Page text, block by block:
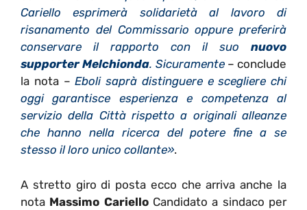
Cariello esprimerà solidarietà al lavoro di
risanamento del Commissario oppure preferirà
conservare il rapporto con il suo nuovo
supporter Melchionda. Sicuramente – conclude
la nota –Eboli saprà distinguere e scegliere chi
oggi garantisce esperienza e competenza al
servizio della Città rispetto a originali alleanze
che hanno nella ricerca del potere fine a se
stesso il loro unico collante».
A stretto giro di posta ecco che arriva anche la
nota Massimo CarielloCandidato a sindaco per